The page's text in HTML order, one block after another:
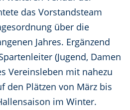
das Vorstandsteam
über die
Jahres. Ergänzend
(Jugend, Damen
Vereinsleben mit nahezu
den Plätzen von März bis
im Winter.